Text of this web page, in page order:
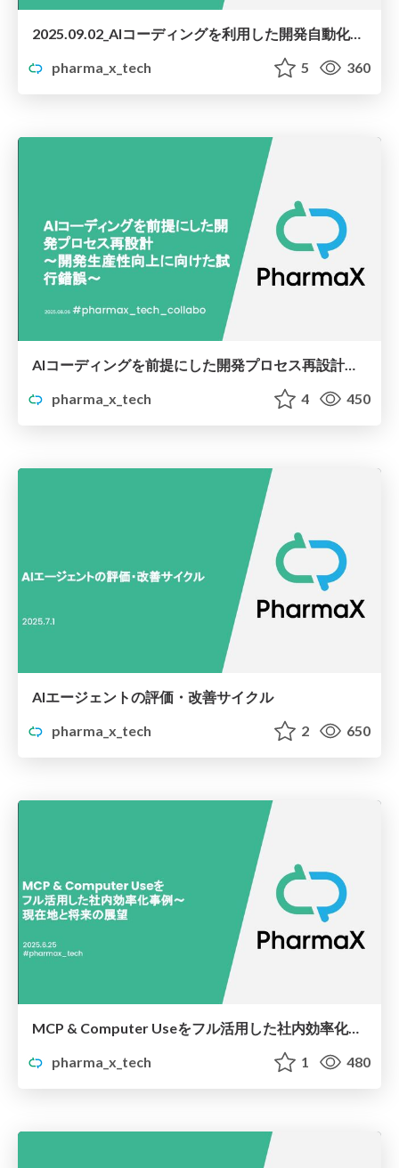
2025.09.02_AIコーディングを利用した開発自動化を目指しての座談会
pharma_x_tech
5 360
AIコーディングを前提にした開発プロセス再設計〜開発生産性向上に向けた試行錯誤〜
pharma_x_tech
4 450
AIエージェントの評価・改善サイクル
pharma_x_tech
2 650
MCP & Computer Useをフル活用した社内効率化事例〜現在地と将来の展望
pharma_x_tech
1 480